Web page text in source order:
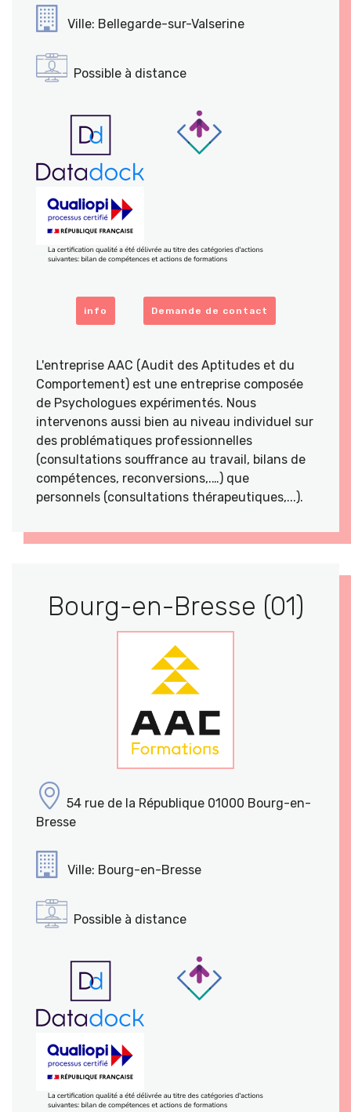
Ville: Bellegarde-sur-Valserine
Possible à distance
info Demande de contact
L'entreprise AAC (Audit des Aptitudes et du
Comportement) est une entreprise composée
de Psychologues expérimentés. Nous
intervenons aussi bien au niveau individuel sur
des problématiques professionnelles
(consultations souffrance au travail, bilans de
compétences, reconversions,.…) que
personnels (consultations thérapeutiques,...).
Bourg-en-Bresse (01)
54 rue de la République 01000 Bourg-en-
Bresse
Ville: Bourg-en-Bresse
Possible à distance